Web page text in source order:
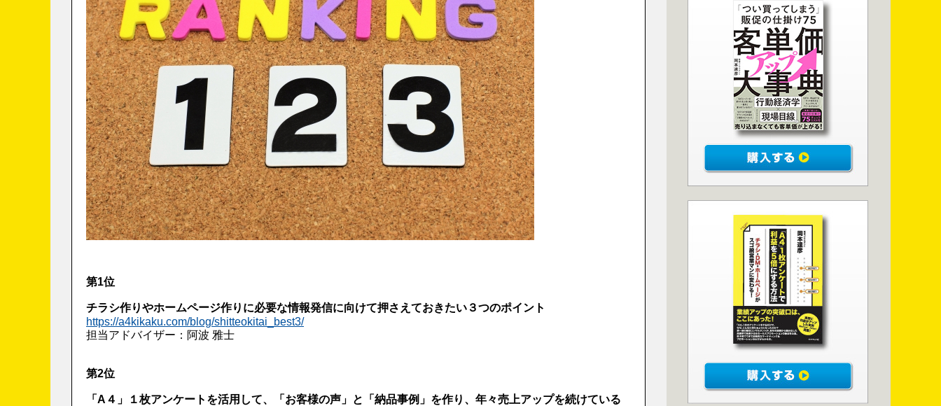
第1位
チラシ作りやホームページ作りに必要な情報発信に向けて押さえておきたい３つのポイント
https://a4kikaku.com/blog/shitteokitai_best3/
担当アドバイザー：阿波 雅士
第2位
「A４」１枚アンケートを活用して、「お客様の声」と「納品事例」を作り、年々売上アップを続けている